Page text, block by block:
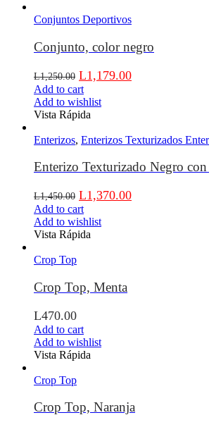
Conjuntos Deportivos
Conjunto, color negro
L1,250.00 L1,179.00
Add to cart
Add to wishlist
Vista Rápida
Enterizos, Enterizos Texturizados
Enterizo Texturizado Negro
L1,450.00 L1,370.00
Add to cart
Add to wishlist
Vista Rápida
Crop Top
Crop Top, Menta
L470.00
Add to cart
Add to wishlist
Vista Rápida
Crop Top
Crop Top, Naranja